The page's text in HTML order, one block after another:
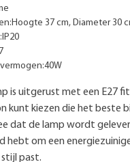
37 cm, Diameter 30
is uitgerust met een E27
kunt kiezen die het beste
dat de lamp wordt
hebt om een
past.